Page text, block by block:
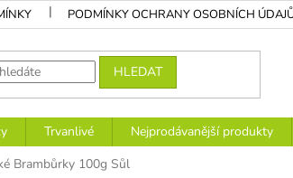
PODMÍNKY OCHRANY OSOBNÍCH
HLEDAT
Trvanlivé Nejprodávanější produkty
Brambůrky 100g Sůl